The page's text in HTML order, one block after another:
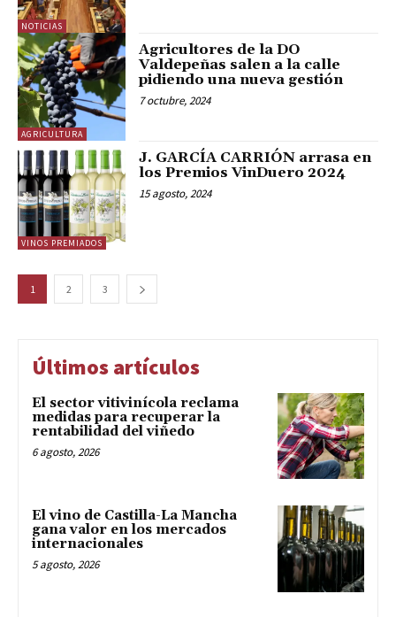
NOTICIAS
AGRICULTURA
Agricultores de la DO
Valdepeñas salen a la calle
pidiendo una nueva gestión
7 octubre, 2024
VINOS PREMIADOS
J. GARCÍA CARRIÓN arrasa en
los Premios VinDuero 2024
15 agosto, 2024
1 2 3
Últimos artículos
El sector vitivinícola reclama
medidas para recuperar la
rentabilidad del viñedo
6 agosto, 2026
El vino de Castilla-La Mancha
gana valor en los mercados
internacionales
5 agosto, 2026